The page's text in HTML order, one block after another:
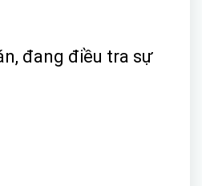
đang điều tra sự